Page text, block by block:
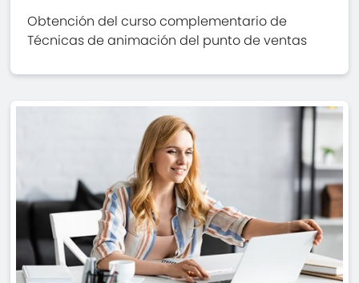
Obtención del curso complementario de
Técnicas de animación del punto de ventas